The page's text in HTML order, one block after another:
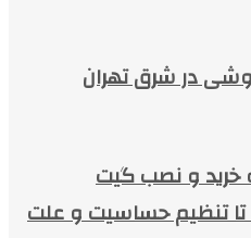
در شرق تهران
خرید و نصب گیت
تنظیم حساسیت و علت